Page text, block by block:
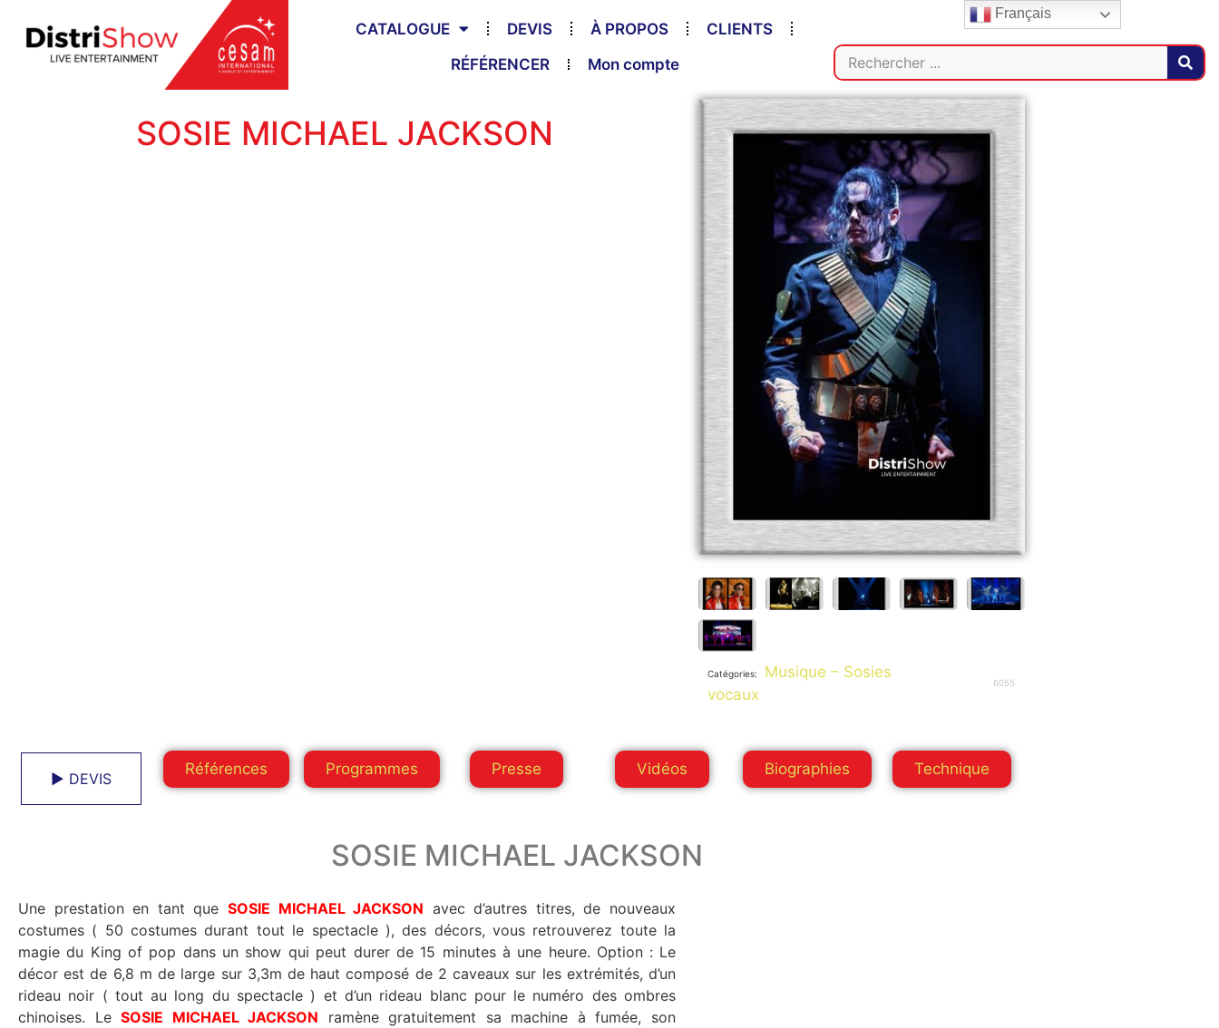
CATALOGUE DEVIS À PROPOS
CLIENTS
RÉFÉRENCER
Mon compte
SOSIE MICHAEL JACKSON
Catégories:
Musique – Sosies
vocaux
6055
► DEVIS
Références Programmes Presse Vidéos Biographies Technique
SOSIE MICHAEL JACKSON
Une prestation en tant que SOSIE MICHAEL JACKSON avec d’autres titres, de nouveaux
costumes ( 50 costumes durant tout le spectacle ), des décors, vous retrouverez toute la
magie du King of pop dans un show qui peut durer de 15 minutes à une heure. Option : Le
décor est de 6,8 m de large sur 3,3m de haut composé de 2 caveaux sur les extrémités, d’un
rideau noir ( tout au long du spectacle ) et d’un rideau blanc pour le numéro des ombres
chinoises. Le SOSIE MICHAEL JACKSON ramène gratuitement sa machine à fumée, son
Français